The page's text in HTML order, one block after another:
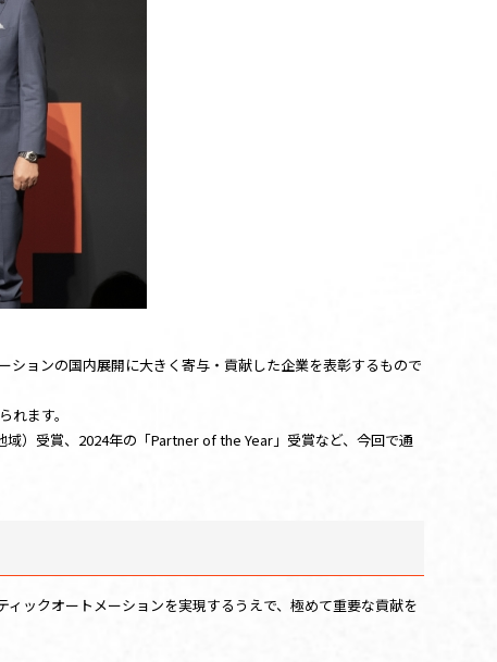
ションの国内展開に大きく寄与・貢献した企業を表彰するもので
ます。
）受賞、2024年の「Partner of the Year」受賞など、今回で通
ックオートメーションを実現するうえで、極めて重要な貢献を